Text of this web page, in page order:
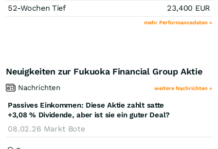
52-Wochen Tief
23,400 EUR
mehr Performancedaten »
Neuigkeiten zur Fukuoka Financial Group Aktie
Nachrichten weitere Nachrichten »
Passives Einkommen: Diese Aktie zahlt satte
+3,08 % Dividende, aber ist sie ein guter Deal?
08.02.26 Markt Bote